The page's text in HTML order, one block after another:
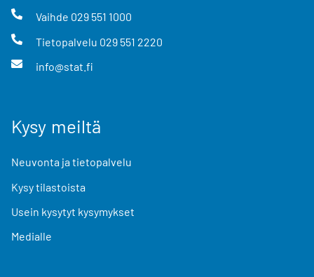
Vaihde 029 551 1000
Tietopalvelu 029 551 2220
info@stat.fi
Kysy meiltä
Neuvonta ja tietopalvelu
Kysy tilastoista
Usein kysytyt kysymykset
Medialle